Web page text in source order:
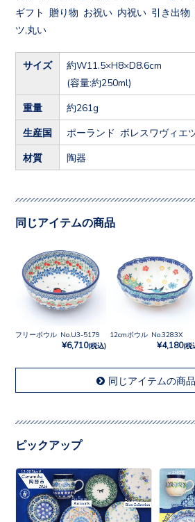
ギフト 贈り物 お祝い 内祝い 引き出物
ツ,丸い
サイズ
約W11.5×H8×D8.6cm
(容量:約250ml)
重量 約261g
生産国 ポーランド ボレスワヴィエ
材質 陶器
同じアイテムの商品
フリーボウル No.U3-5179
¥6,710(税込)
12cmボウル No.3283X
¥4,180(税
同じアイテムの商
ピックアップ